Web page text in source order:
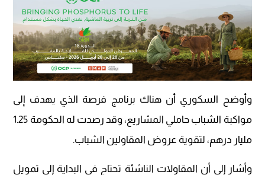
وأوضح السكوري أن هناك برنامج فرصة الذي يهدف إلى
مواكبة الشباب حاملي المشاريع، وقد رصدت له الحكومة 1.25
مليار درهم، لتقوية عروض المقاولين الشباب.
وأشار إلى أن المقاولات الناشئة تحتاج في البداية إلى تمويل